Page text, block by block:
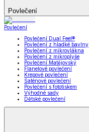
Povlečení
Povlečení
Povlečení Dual Feel®
Povlečení z hladké bavlny
Povlečení z mikrovlákna
Povlečení z mikroplyše
Povlečení Matějovský
Flanelové povlečení
Krepové povlečení
Saténové povlečení
Povlečení s fototiskem
Výhodné sady
Dětské povlečení